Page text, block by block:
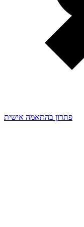
פתרון בהתאמה אישית